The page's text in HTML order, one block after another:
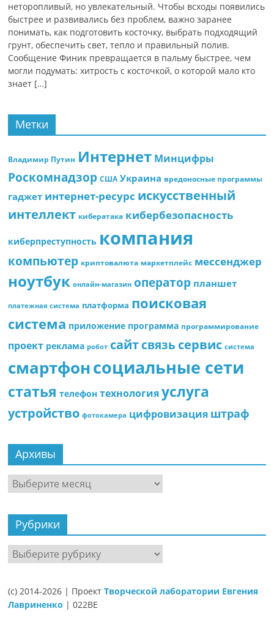
неторопливый, но увлекательный. Чтобы всходы появились
быстрее и развивались без проблем, важно заранее
понимать, как подготовить косточку, выбрать подходящий
грунт, обеспечить свет, тепло и правильный полив.
Сообщение Финик превращается в пальму быстрее, чем
могли подумать: хитрость с косточкой, о которой мало кто
знает […]
Метки
Владимир Путин Интернет Минцифры
Роскомнадзор США Украина вредоносные программы
гаджет интернет-ресурс искусственный
интеллект кибератака кибербезопасность
киберпреступность компания
компьютер криптовалюта маркетплейс мессенджер
ноутбук онлайн-магазин оператор планшет
платежная система платформа поисковая
система приложение программа программирование
проект реклама робот сайтсвязь сервис система
смартфонсоциальные сети
статья телефон технология услуга
устройство фотокамера цифровизация штраф
Архивы
Архивы
Рубрики
Рубрики
(c) 2014-2026 | ПроектТворческой лаборатории Евгения
Лавриненко | 022BE